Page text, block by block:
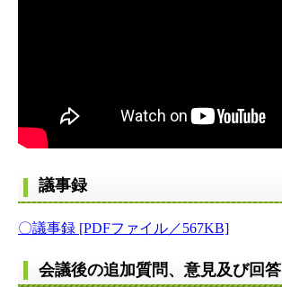
議事録
〇議事録 [PDFファイル／567KB]
会議後の追加質問、意見及び回答